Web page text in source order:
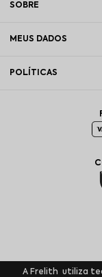
SOBRE
MEUS DADOS
POLÍTICAS
A Frelith utiliza